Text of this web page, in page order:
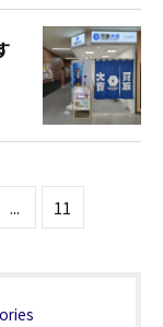
... 11